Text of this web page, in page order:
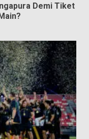
Demi Tiket